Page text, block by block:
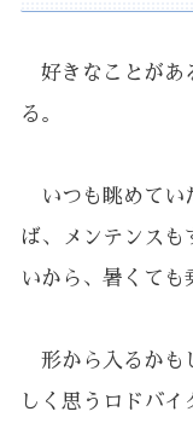
好きなことがあ
る。
いつも眺めてい
ば、メンテンスも
いから、暑くても
形から入るかも
しく思うロドバ